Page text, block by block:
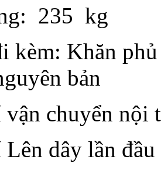
235 kg
kèm: Khăn
bản
chuyển nội
dây lần đầu